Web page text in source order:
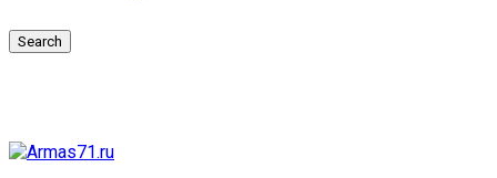
Search